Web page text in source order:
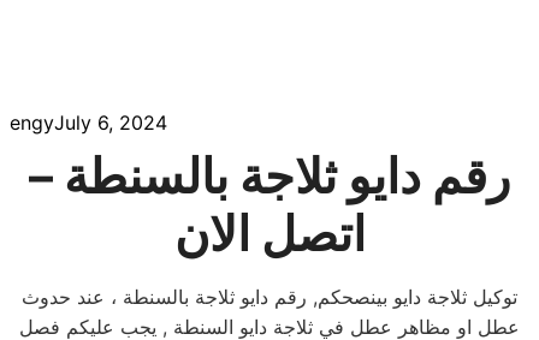
engyJuly 6, 2024
رقم دايو ثلاجة بالسنطة –
اتصل الان
توكيل ثلاجة دايو بينصحكم, رقم دايو ثلاجة بالسنطة ، عند حدوث
عطل او مظاهر عطل في ثلاجة دايو السنطة , يجب عليكم فصل